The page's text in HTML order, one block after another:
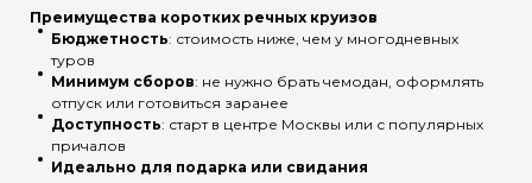
Преимущества коротких речных круизов
Бюджетность: стоимость ниже, чем у многодневных
туров
Минимум сборов: не нужно брать чемодан, оформлять
отпуск или готовиться заранее
Доступность: старт в центре Москвы или с популярных
причалов
Идеально для подарка или свидания